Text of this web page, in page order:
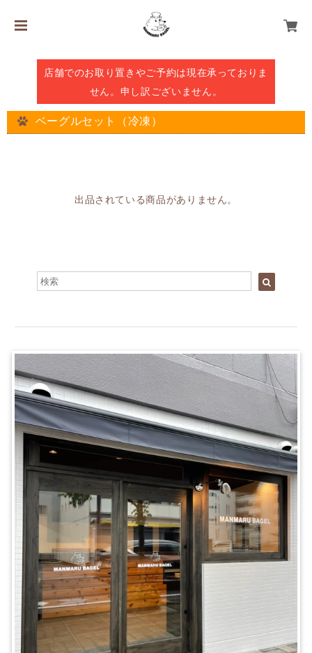
店舗でのお取り置きやご予約は現在承っておりま
せん。申し訳ございません。
ベーグルセット（冷凍）
出品されている商品がありません。